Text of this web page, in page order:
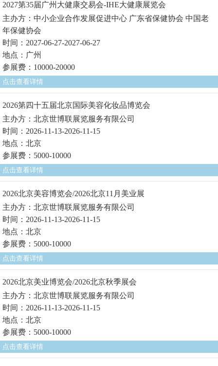
2027第35届广州大健康交易会-IHE大健康展览会
主办方：中小企业合作发展促进中心 广东省保健协会 中国老
年保健协会
时间：2027-06-27-2027-06-27
地点：广州
参展费：10000-20000
点击查看详情
2026第四十五届北京国际美容化妆品博览会
主办方：北京世博联展览服务有限公司
时间：2026-11-13-2026-11-15
地点：北京
参展费：5000-10000
点击查看详情
2026北京美容博览会/2026北京11月美业展
主办方：北京世博联展览服务有限公司
时间：2026-11-13-2026-11-15
地点：北京
参展费：5000-10000
点击查看详情
2026北京美业博览会/2026北京秋季展会
主办方：北京世博联展览服务有限公司
时间：2026-11-13-2026-11-15
地点：北京
参展费：5000-10000
点击查看详情